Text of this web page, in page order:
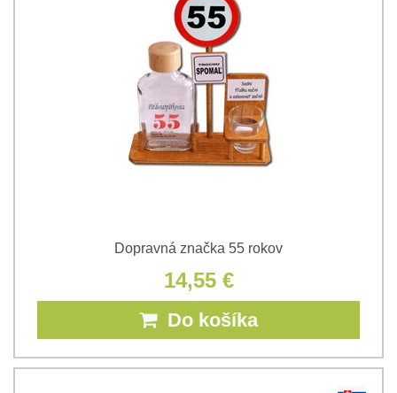
Dopravná značka 55 rokov
14,55 €
Do košíka